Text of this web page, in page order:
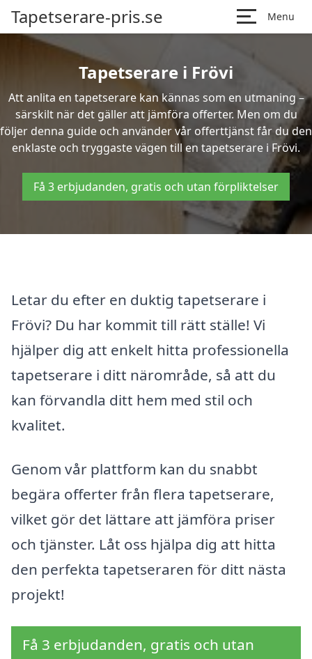
Tapetserare-pris.se Menu
Tapetserare i Frövi
Att anlita en tapetserare kan kännas som en utmaning –
särskilt när det gäller att jämföra offerter. Men om du
följer denna guide och använder vår offerttjänst får du den
enklaste och tryggaste vägen till en tapetserare i Frövi.
Få 3 erbjudanden, gratis och utan förpliktelser
Letar du efter en duktig tapetserare i
Frövi? Du har kommit till rätt ställe! Vi
hjälper dig att enkelt hitta professionella
tapetserare i ditt närområde, så att du
kan förvandla ditt hem med stil och
kvalitet.
Genom vår plattform kan du snabbt
begära offerter från flera tapetserare,
vilket gör det lättare att jämföra priser
och tjänster. Låt oss hjälpa dig att hitta
den perfekta tapetseraren för ditt nästa
projekt!
Få 3 erbjudanden, gratis och utan